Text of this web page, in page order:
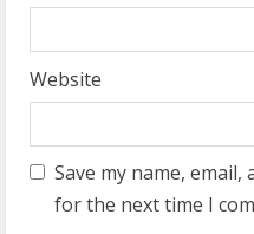
Website
Save my name,
for the next time I